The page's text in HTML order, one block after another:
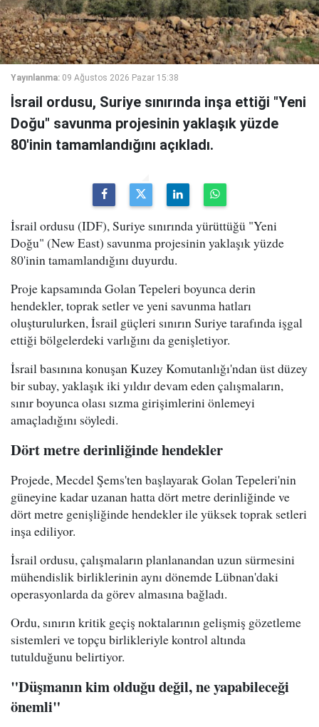
Yayınlanma: 09 Ağustos 2026 Pazar 15:38
İsrail ordusu, Suriye sınırında inşa ettiği "Yeni
Doğu" savunma projesinin yaklaşık yüzde
80'inin tamamlandığını açıkladı.
İsrail ordusu (IDF), Suriye sınırında yürüttüğü "Yeni
Doğu" (New East) savunma projesinin yaklaşık yüzde
80'inin tamamlandığını duyurdu.
Proje kapsamında Golan Tepeleri boyunca derin
hendekler, toprak setler ve yeni savunma hatları
oluşturulurken, İsrail güçleri sınırın Suriye tarafında işgal
ettiği bölgelerdeki varlığını da genişletiyor.
İsrail basınına konuşan Kuzey Komutanlığı'ndan üst düzey
bir subay, yaklaşık iki yıldır devam eden çalışmaların,
sınır boyunca olası sızma girişimlerini önlemeyi
amaçladığını söyledi.
Dört metre derinliğinde hendekler
Projede, Mecdel Şems'ten başlayarak Golan Tepeleri'nin
güneyine kadar uzanan hatta dört metre derinliğinde ve
dört metre genişliğinde hendekler ile yüksek toprak setleri
inşa ediliyor.
İsrail ordusu, çalışmaların planlanandan uzun sürmesini
mühendislik birliklerinin aynı dönemde Lübnan'daki
operasyonlarda da görev almasına bağladı.
Ordu, sınırın kritik geçiş noktalarının gelişmiş gözetleme
sistemleri ve topçu birlikleriyle kontrol altında
tutulduğunu belirtiyor.
"Düşmanın kim olduğu değil, ne yapabileceği
önemli"